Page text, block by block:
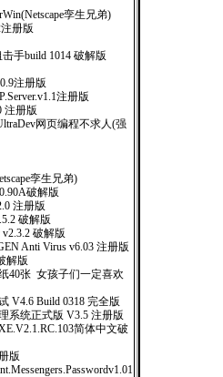
孪生兄弟)
注册版
手build 1014 破解版
注册版
注册版
注册版
网页编程不求人(强
孪生兄弟)
破解版
注册版
破解版
v2.3.2 破解版
Anti Virus v6.03 注册版
解版
40张 女孩子们一定喜欢
V4.6 Build 0318 完全版
系统正式版 V3.5 注册版
简体中文破
版